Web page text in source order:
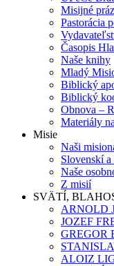
Misijné
Pastorácia
Časopis
Naše knihy
Mladý
Biblický
Biblický
Obnova –
Materiály
Misie
Naši
Slovenskí
Naše
Z misií
SVÄTÍ,
ARNOLD
JOZEF
GREGOR
ALOIZ